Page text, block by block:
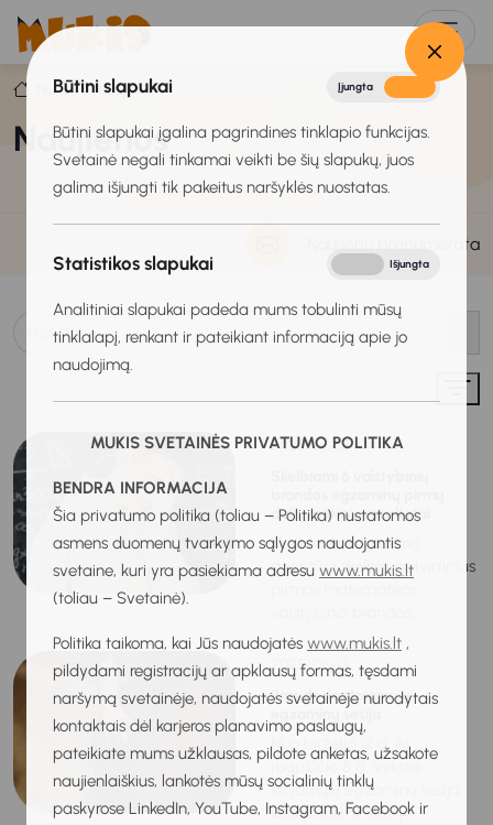
Būtini slapukai Įjungta
Būtini slapukai įgalina pagrindines tinklapio funkcijas.
Svetainė negali tinkamai veikti be šių slapukų, juos
galima išjungti tik pakeitus naršyklės nuostatas.
Statistikos slapukai Išjungta
Analitiniai slapukai padeda mums tobulinti mūsų
tinklalapį, renkant ir pateikiant informaciją apie jo
naudojimą.
MUKIS SVETAINĖS PRIVATUMO POLITIKA
BENDRA INFORMACIJA
Šia privatumo politika (toliau – Politika) nustatomos
asmens duomenų tvarkymo sąlygos naudojantis
svetaine, kuri yra pasiekiama adresu www.mukis.lt
(toliau – Svetainė).
Politika taikoma, kai Jūs naudojatės www.mukis.lt ,
pildydami registracijų ar apklausų formas, tęsdami
naršymą svetainėje, naudojatės svetainėje nurodytais
kontaktais dėl karjeros planavimo paslaugų,
pateikiate mums užklausas, pildote anketas, užsakote
naujienlaiškius, lankotės mūsų socialinių tinklų
paskyrose LinkedIn, YouTube, Instagram, Facebook ir
Titulinis Naujienos
Naujienos
Naujienų prenumerata
2025-06-13
dalių mokinių rezultatai
Nacionalinė švietimo
agentūra skelbia patvirtintus
2025-06-13
Prasideda stojamųjų
egzaminų sesija
Nuo birželio 12 d. iki
rugpjūčio 5 d. vyksta
stojamųjų egzaminų sesija
ketinantiems stoti į...